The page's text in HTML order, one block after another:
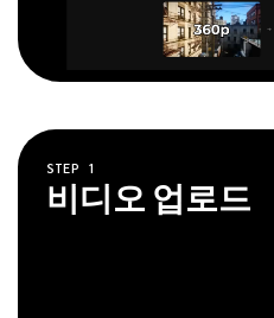
STEP 1
비디오 업로드